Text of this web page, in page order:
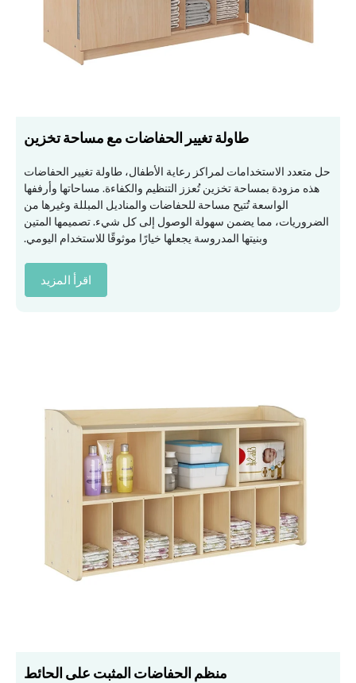
طاولة تغيير الحفاضات مع مساحة تخزين
حل متعدد الاستخدامات لمراكز رعاية الأطفال، طاولة تغيير الحفاضات
هذه مزودة بمساحة تخزين تُعزز التنظيم والكفاءة. مساحاتها وأرففها
الواسعة تُتيح مساحة للحفاضات والمناديل المبللة وغيرها من
الضروريات، مما يضمن سهولة الوصول إلى كل شيء. تصميمها المتين
وبنيتها المدروسة يجعلها خيارًا موثوقًا للاستخدام اليومي.
اقرأ المزيد
منظم الحفاضات المثبت على الحائط